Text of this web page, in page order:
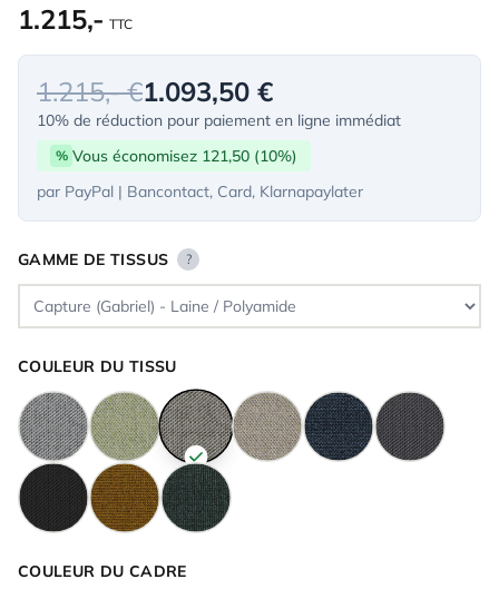
1.215,- TTC
1.215,- €1.093,50 €
10% de réduction pour paiement en ligne immédiat
% Vous économisez 121,50 (10%)
par PayPal | Bancontact, Card, Klarnapaylater
GAMME DE TISSUS ?
COULEUR DU TISSU
COULEUR DU CADRE